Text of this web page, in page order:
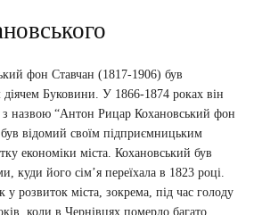
фон Ставчан (1817-1906) був
діячем Буковини. У 1866-1874 роках він
з назвою “Антон Рицар Кохановський фон
відомий своїм підприємницьким
економіки міста. Кохановський був
куди його сім’я переїхала в 1823 році.
у розвиток міста, зокрема, під час голоду
коли в Чернівцях померло багато